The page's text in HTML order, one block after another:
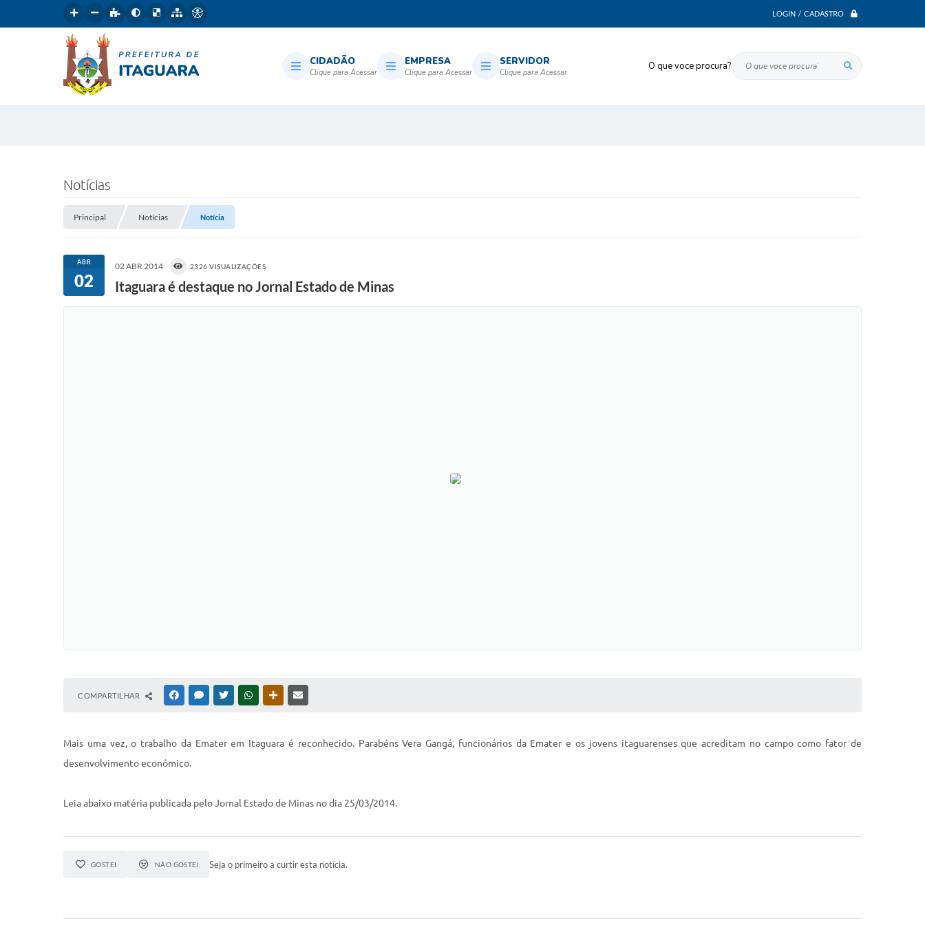
LOGIN / CADASTRO
O que voce procura?
CIDADÃO EMPRESA SERVIDOR
Notícias
Principal Notícias Notícia
ABR
02
02 ABR 2014 2326 VISUALIZAÇÕES
Itaguara é destaque no Jornal Estado de Minas
COMPARTILHAR FACEBOOKMESSENGER
TWITTERWHATSAPPOUTRAS MÍDIAS
Mais uma vez, o trabalho da Emater em Itaguara é reconhecido. Parabéns Vera Gangá, funcionários da Emater e os jovens itaguarenses que acreditam no campo como fator de
desenvolvimento econômico.
Leia abaixo matéria publicada pelo Jornal Estado de Minas no dia 25/03/2014.
GOSTEI NÃO GOSTEI Seja o primeiro a curtir esta notícia.